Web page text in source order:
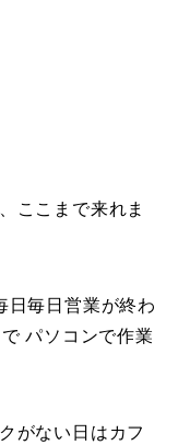
ここまで来れま
日毎日営業が終わ
パソコンで作業
がない日はカフ